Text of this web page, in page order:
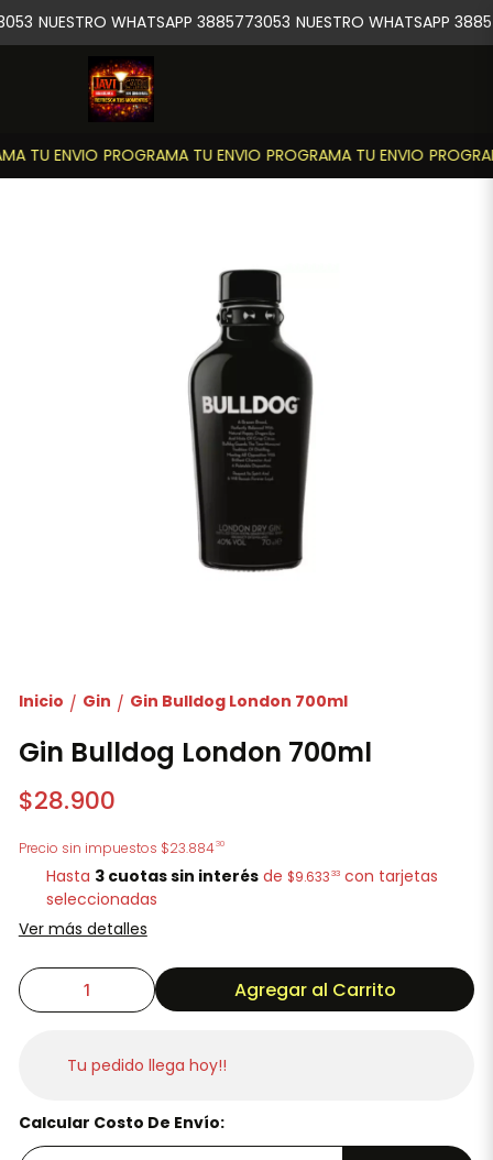
TU ENVIO PROGRAMA TU ENVIO PROGRAMA TU ENVIO
NUESTRO WHATSAPP 3885773053 NUESTRO WHATSAPP
Inicio / Gin / Gin Bulldog London 700ml
Gin Bulldog London 700ml
$28.900
Precio sin impuestos $23.88430
Hasta 3 cuotas sin interés de $9.63333 con tarjetas
seleccionadas
Ver más detalles
Agregar al Carrito
Tu pedido llega hoy!!
Calcular Costo De Envío: